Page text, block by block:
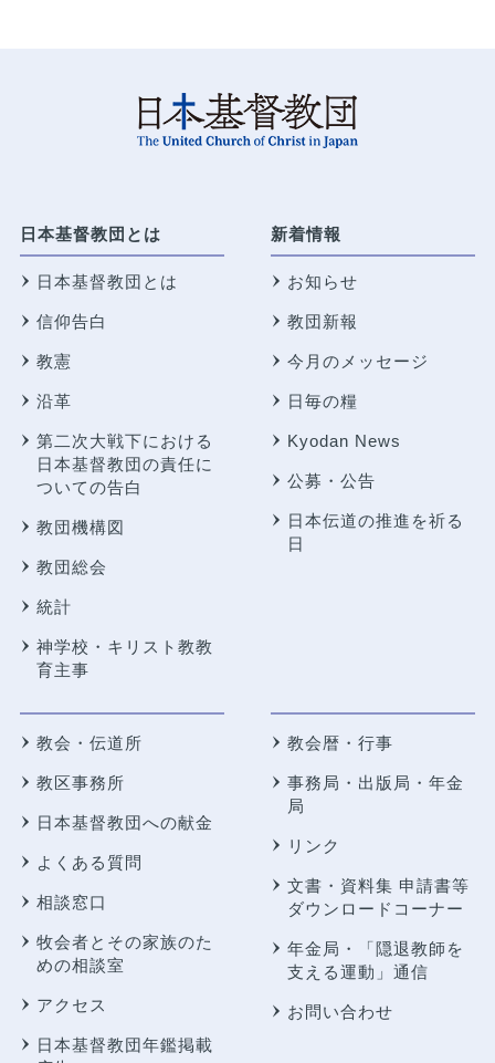
日本基督教団とは
日本基督教団とは
信仰告白
教憲
沿革
第二次大戦下における
日本基督教団の責任に
ついての告白
教団機構図
教団総会
統計
神学校・キリスト教教
育主事
新着情報
お知らせ
教団新報
今月のメッセージ
日毎の糧
Kyodan News
公募・公告
日本伝道の推進を祈る
日
教会・伝道所
教区事務所
日本基督教団への献金
よくある質問
相談窓口
牧会者とその家族のた
めの相談室
アクセス
日本基督教団年鑑掲載
教会暦・行事
事務局・出版局・年金
局
リンク
文書・資料集 申請書等
ダウンロードコーナー
年金局・
「隠退教師を
支える運動」通信
お問い合わせ